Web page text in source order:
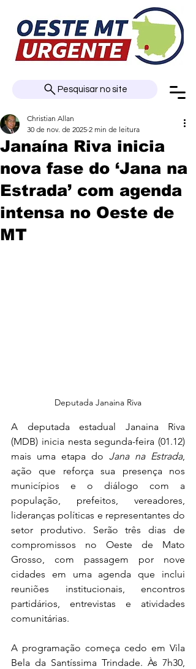
Pesquisar no site
Janaína Riva inicia
nova fase do ‘Jana na
Estrada’ com agenda
intensa no Oeste de
MT
Christian Allan
30 de nov. de 2025 2 min de leitura
Deputada Janaina Riva
A deputada estadual Janaina Riva
(MDB) inicia nesta segunda-feira (01.12)
mais uma etapa do Jana na Estrada,
ação que reforça sua presença nos
municípios e o diálogo com a
população, prefeitos, vereadores,
lideranças políticas e representantes do
setor produtivo. Serão três dias de
compromissos no Oeste de Mato
Grosso, com passagem por nove
cidades em uma agenda que inclui
reuniões institucionais, encontros
partidários, entrevistas e atividades
comunitárias.
A programação começa cedo em Vila
Bela da Santíssima Trindade. Às 7h30,